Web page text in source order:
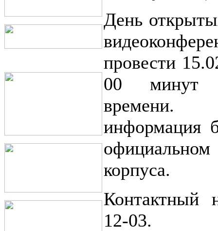
День
провести
00 минут
времени.
информация
корпуса.
Контактный
12-03.